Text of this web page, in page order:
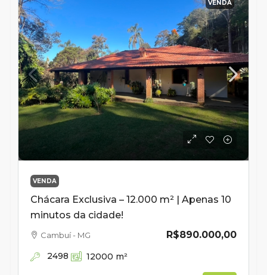
VENDA
VENDA
Chácara Exclusiva – 12.000 m² | Apenas 10
minutos da cidade!
R$890.000,00
Cambuí - MG
2498 12000 m²